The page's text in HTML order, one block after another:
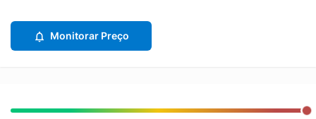
Monitorar Preço